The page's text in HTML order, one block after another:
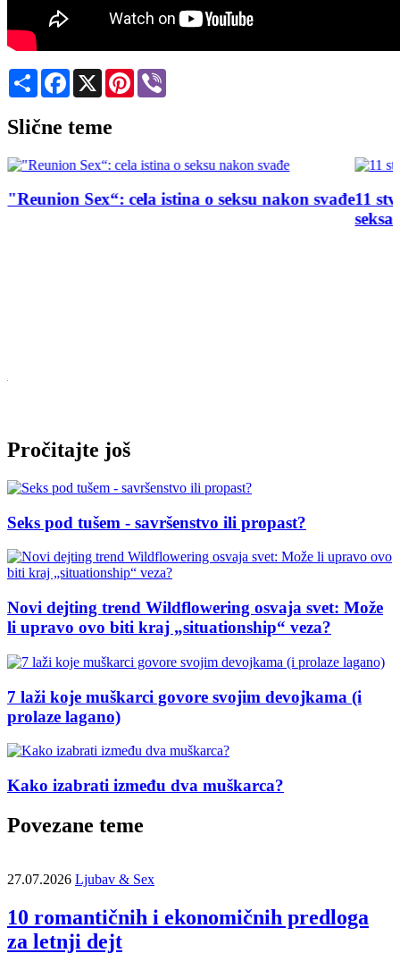
Share Facebook
X Pinterest
Slične teme
"Reunion Sex“: cela istina o seksu nakon svađe11
seksa
Pročitajte još
Seks pod tušem - savršenstvo ili propast?
Novi dejting trend Wildflowering osvaja svet: Može
li upravo ovo biti kraj „situationship“ veza?
7 laži koje muškarci govore svojim devojkama (i
prolaze lagano)
Kako izabrati između dva muškarca?
Povezane teme
27.07.2026 Ljubav & Sex
10 romantičnih i ekonomičnih predloga
za letnji dejt